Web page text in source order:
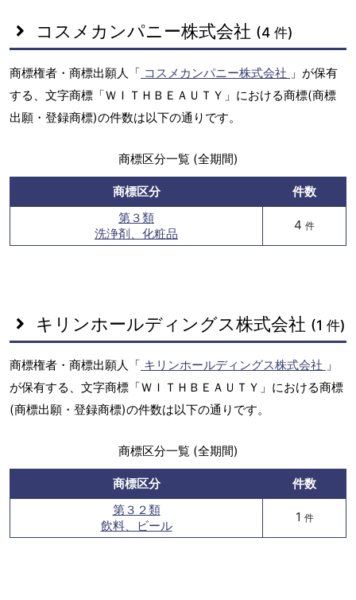
コスメカンパニー株式会社 (4 件)
商標権者・商標出願人「 コスメカンパニー株式会社 」が保有
する、文字商標「ＷＩＴＨＢＥＡＵＴＹ」における商標(商標
出願・登録商標)の件数は以下の通りです。
商標区分一覧 (全期間)
商標区分
件数
第３類
洗浄剤、化粧品
4 件
キリンホールディングス株式会社 (1 件)
商標権者・商標出願人「 キリンホールディングス株式会社 」
が保有する、文字商標「ＷＩＴＨＢＥＡＵＴＹ」における商標
(商標出願・登録商標)の件数は以下の通りです。
商標区分一覧 (全期間)
商標区分
件数
第３２類
飲料、ビール
1 件